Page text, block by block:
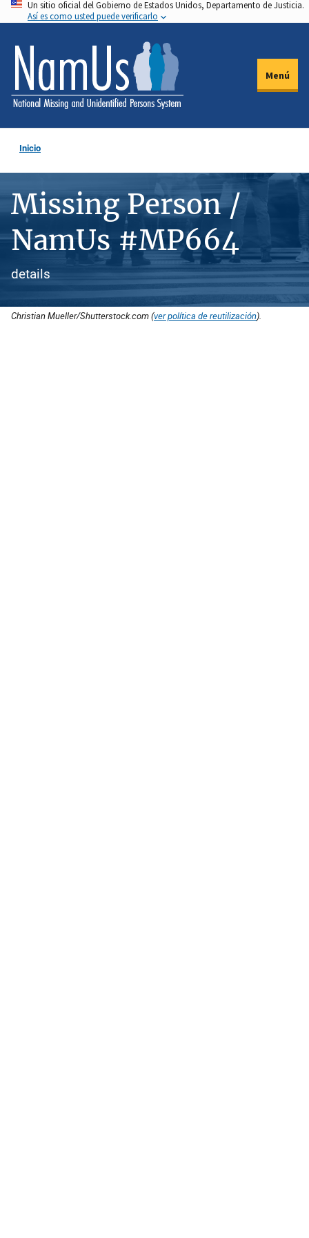
Pasar
al
contenido
principal
Un sitio oficial del Gobierno de Estados Unidos, Departamento de Justicia.
Así es como usted puede verificarlo
Menú
Inicio
Missing Person /
NamUs #MP664
details
Christian Mueller/Shutterstock.com (ver política de reutilización).